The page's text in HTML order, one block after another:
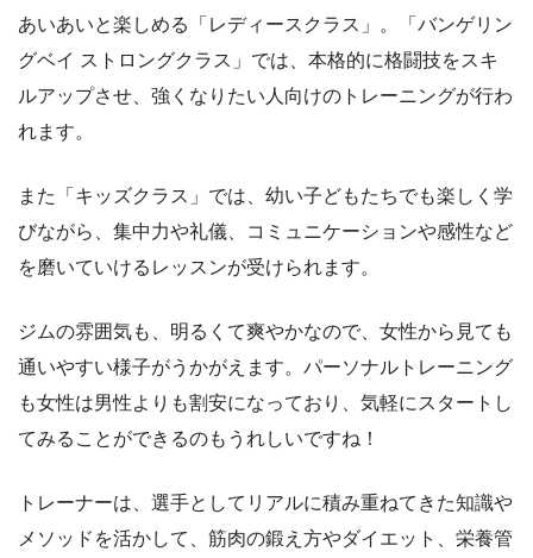
あいあいと楽しめる「レディースクラス」。「バンゲリン
グベイ ストロングクラス」では、本格的に格闘技をスキ
ルアップさせ、強くなりたい人向けのトレーニングが行わ
れます。
また「キッズクラス」では、幼い子どもたちでも楽しく学
びながら、集中力や礼儀、コミュニケーションや感性など
を磨いていけるレッスンが受けられます。
ジムの雰囲気も、明るくて爽やかなので、女性から見ても
通いやすい様子がうかがえます。パーソナルトレーニング
も女性は男性よりも割安になっており、気軽にスタートし
てみることができるのもうれしいですね！
トレーナーは、選手としてリアルに積み重ねてきた知識や
メソッドを活かして、筋肉の鍛え方やダイエット、栄養管